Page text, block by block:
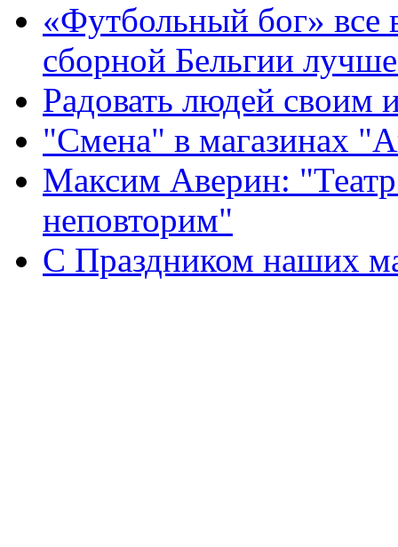
«Футбольный бог» все
сборной Бельгии
Радовать людей своим
"Смена" в магазинах
Максим Аверин:
неповторим"
С Праздником наших